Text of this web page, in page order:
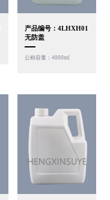
产品编号：4LHXH01
无防盖
公称容量：4000ml